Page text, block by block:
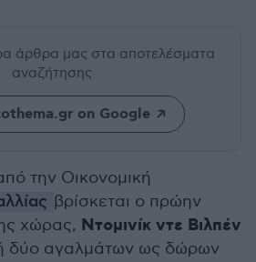
άρθρα μας στα αποτελέσματα
αναζήτησης
on Google
την Οικονομική
βρίσκεται ο πρώην
χώρας, Ντομινίκ ντε Βιλπέν
δύο αγαλμάτων ως δώρων